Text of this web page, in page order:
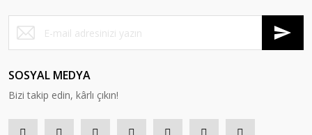
SOSYAL MEDYA
Bizi takip edin, kârlı çıkın!